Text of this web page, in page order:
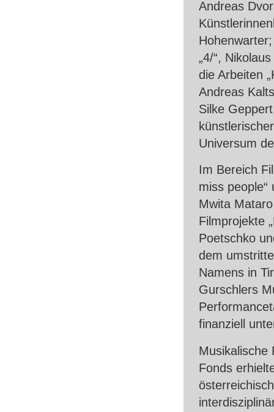
Andreas
„4/“,
die Arbeiten
Andreas
Silke
Universum
Im Bereich
miss people“
Mwita
Filmprojekte
Poetschko
dem
Namens in
Gurschlers
finanziell
Musikalische
Fonds